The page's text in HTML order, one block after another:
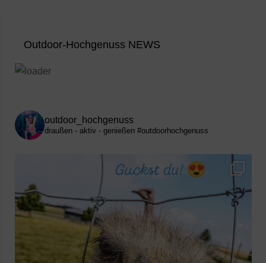
Outdoor-Hochgenuss NEWS
outdoor_hochgenuss
draußen - aktiv - genießen #outdoorhochgenuss